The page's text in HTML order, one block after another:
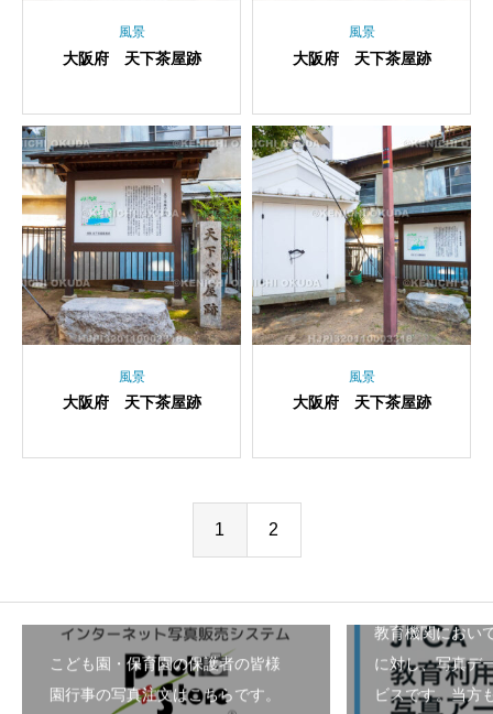
風景
大阪府 天下茶屋跡
風景
大阪府 天下茶屋跡
風景
大阪府 天下茶屋跡
風景
大阪府 天下茶屋跡
1 2
こども園・保育園の保護者の皆様
園行事の写真注文はこちらです。
教育機関におい
に対し、写真デ
ビスです。当方